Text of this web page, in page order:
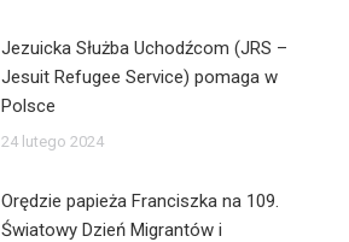
Jezuicka Służba Uchodźcom (JRS –
Jesuit Refugee Service) pomaga w
Polsce
24 lutego 2024
Orędzie papieża Franciszka na 109.
Światowy Dzień Migrantów i